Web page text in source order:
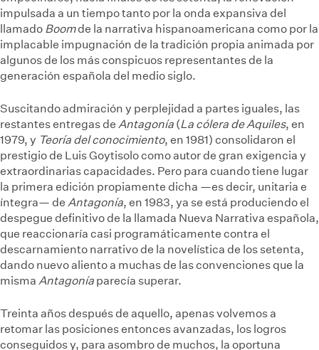
impulsada a un tiempo tanto por la onda expansiva del
llamado Boomde la narrativa hispanoamericana como por la
implacable impugnación de la tradición propia animada por
algunos de los más conspicuos representantes de la
generación española del medio siglo.
Suscitando admiración y perplejidad a partes iguales, las
restantes entregas de Antagonía (La cólera de Aquiles, en
1979, y Teoría del conocimiento, en 1981) consolidaron el
prestigio de Luis Goytisolo como autor de gran exigencia y
extraordinarias capacidades. Pero para cuando tiene lugar
la primera edición propiamente dicha —es decir, unitaria e
íntegra— de Antagonía, en 1983, ya se está produciendo el
despegue definitivo de la llamada Nueva Narrativa española,
que reaccionaría casi programáticamente contra el
descarnamiento narrativo de la novelística de los setenta,
dando nuevo aliento a muchas de las convenciones que la
misma Antagonía parecía superar.
Treinta años después de aquello, apenas volvemos a
retomar las posiciones entonces avanzadas, los logros
conseguidos y, para asombro de muchos, la oportuna